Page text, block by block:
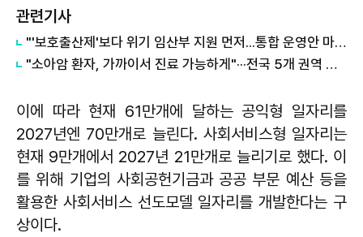
관련기사
​"'보호출산제'보다 위기 임산부 지원 먼저...통합 운영안 마련해야"
"소아암 환자, 가까이서 진료 가능하게"···전국 5개 권역 거점병원 구축
이에 따라 현재 61만개에 달하는 공익형 일자리를
2027년엔 70만개로 늘린다. 사회서비스형 일자리는
현재 9만개에서 2027년 21만개로 늘리기로 했다. 이
를 위해 기업의 사회공헌기금과 공공 부문 예산 등을
활용한 사회서비스 선도모델 일자리를 개발한다는 구
상이다.